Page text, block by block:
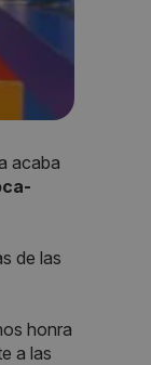
acaba
de las
honra
a las